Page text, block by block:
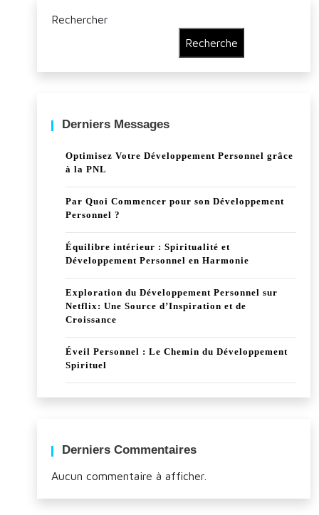
Rechercher
Recherche
Derniers Messages
Optimisez Votre Développement Personnel grâce
à la PNL
Par Quoi Commencer pour son Développement
Personnel ?
Équilibre intérieur : Spiritualité et
Développement Personnel en Harmonie
Exploration du Développement Personnel sur
Netflix: Une Source d’Inspiration et de
Croissance
Éveil Personnel : Le Chemin du Développement
Spirituel
Derniers Commentaires
Aucun commentaire à afficher.